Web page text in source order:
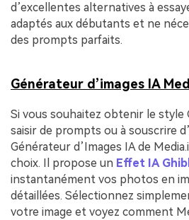
d’excellentes alternatives à
adaptés aux débutants et ne
des prompts parfaits.
Générateur d’images IA
Si vous souhaitez obtenir le style
saisir de prompts ou à souscrire
Générateur d’Images IA de
choix. Il propose un Effet IA
instantanément vos photos en
détaillées. Sélectionnez
votre image et voyez comment